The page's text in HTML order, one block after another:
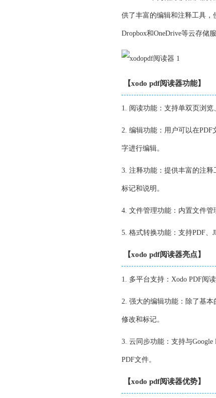
供了丰富的编辑和注释工具，
Dropbox和OneDrive等云存储
【xodo pdf阅读器功能】
1. 阅读功能：支持单双页浏
2. 编辑功能：用户可以在
字进行编辑。
3. 注释功能：提供丰富的注
标记和说明。
4. 文件管理功能：内置文件管
5. 格式转换功能：支持PDF、
【xodo pdf阅读器亮点】
1. 多平台支持：Xodo PDF阅
2. 强大的编辑功能：除了基
修改和标记。
3. 云同步功能：支持与
PDF文件。
【xodo pdf阅读器优势】